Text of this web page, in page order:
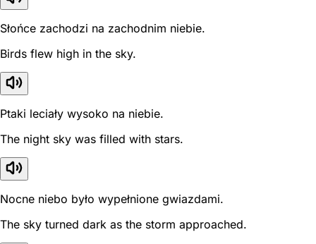
Słońce zachodzi na zachodnim niebie.
Birds flew high in the sky.
Ptaki leciały wysoko na niebie.
The night sky was filled with stars.
Nocne niebo było wypełnione gwiazdami.
The sky turned dark as the storm approached.